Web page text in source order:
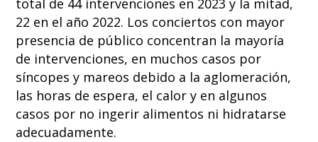
total de 44 intervenciones en 2023 y la mitad,
22 en el año 2022. Los conciertos con mayor
presencia de público concentran la mayoría
de intervenciones, en muchos casos por
síncopes y mareos debido a la aglomeración,
las horas de espera, el calor y en algunos
casos por no ingerir alimentos ni hidratarse
adecuadamente.